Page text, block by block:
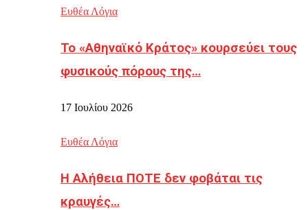
Ευθέα Λόγια
Το «Αθηναϊκό Κράτος» κουρσεύει τους
φυσικούς πόρους της…
17 Ιουλίου 2026
Ευθέα Λόγια
Η Αλήθεια ΠΟΤΕ δεν φοβάται τις
κραυγές…